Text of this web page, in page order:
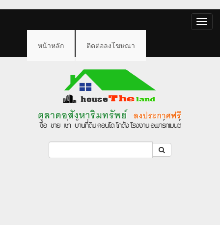
Toggle
หน้าหลัก ติดต่อลงโฆษณา